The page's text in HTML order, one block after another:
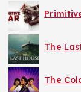
The
The